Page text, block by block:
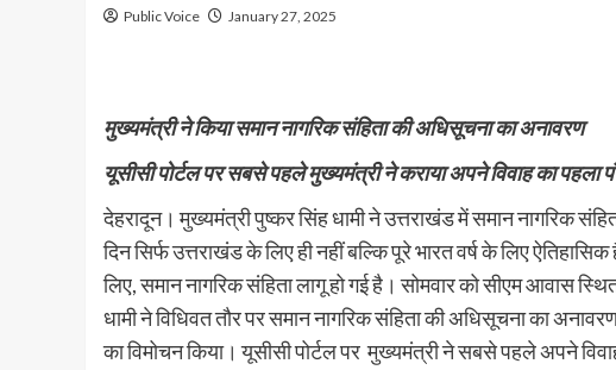
Public Voice January 27, 2025
मुख्यमंत्री ने किया समान नागरिक संहिता की अधिसूचना का अनावरण
यूसीसी पोर्टल पर सबसे पहले मुख्यमंत्री ने कराया अपने विवाह का पहला
देहरादून। मुख्यमंत्री पुष्कर सिंह धामी ने उत्तराखंड में समान नागरिक
दिन सिर्फ उत्तराखंड के लिए ही नहीं बल्कि पूरे भारत वर्ष के लिए
लिए, समान नागरिक संहिता लागू हो गई है। सोमवार को सीएम आवास
धामी ने विधिवत तौर पर समान नागरिक संहिता की अधिसूचना का
का विमोचन किया। यूसीसी पोर्टल पर मुख्यमंत्री ने सबसे पहले अपने